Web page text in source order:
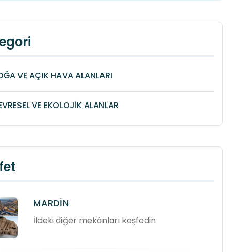
VE AÇIK HAVA ALANLARI
VE EKOLOJİK ALANLAR
MARDİN
İldeki diğer mekânları keşfedin